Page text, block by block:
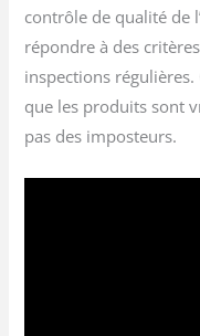
contrôle de qualité de
répondre à des
inspections
que les produits sont
pas des imposteurs.